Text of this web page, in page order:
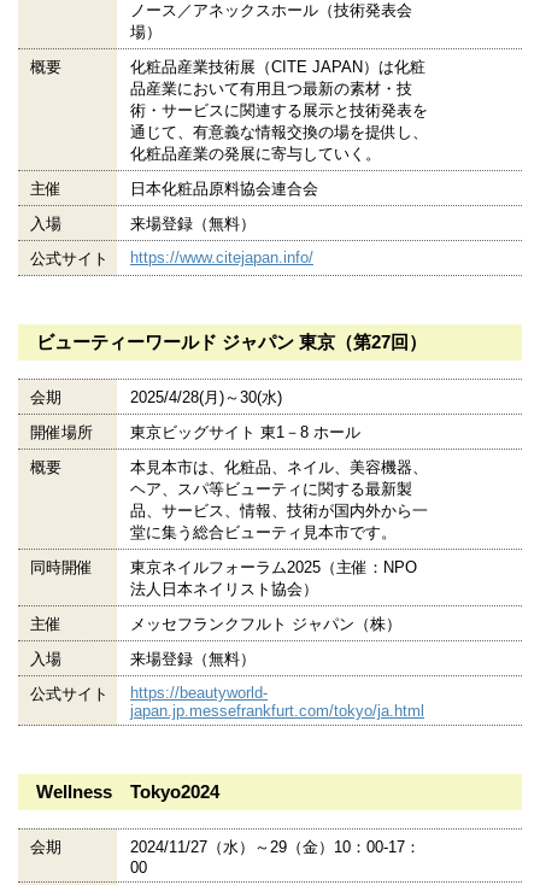
ノース／アネックスホール（技術発表会
場）
概要
化粧品産業技術展（CITE JAPAN）は化粧
品産業において有用且つ最新の素材・技
術・サービスに関連する展示と技術発表を
通じて、有意義な情報交換の場を提供し、
化粧品産業の発展に寄与していく。
主催
日本化粧品原料協会連合会
入場
来場登録（無料）
公式サイト
https://www.citejapan.info/
ビューティーワールド ジャパン 東京（第27回）
会期
2025/4/28(月)～30(水)
開催場所
東京ビッグサイト 東1－8 ホール
概要
本見本市は、化粧品、ネイル、美容機器、
ヘア、スパ等ビューティに関する最新製
品、サービス、情報、技術が国内外から一
堂に集う総合ビューティ見本市です。
同時開催
東京ネイルフォーラム2025（主催：NPO
法人日本ネイリスト協会）
主催
メッセフランクフルト ジャパン（株）
入場
来場登録（無料）
公式サイト
https://beautyworld-
japan.jp.messefrankfurt.com/tokyo/ja.html
Wellness Tokyo2024
会期
2024/11/27（水）～29（金）10：00‐17：
00